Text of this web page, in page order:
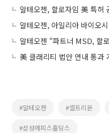
알테오젠 “파트너 MSD, 할
#알테오젠 #셀트리온
#삼성에피스홀딩스